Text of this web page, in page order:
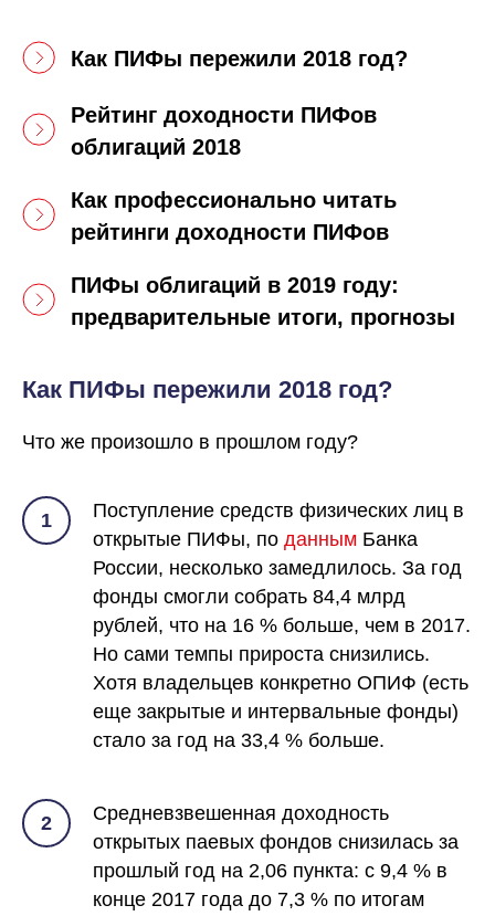
Как ПИФы пережили 2018 год?
Рейтинг доходности ПИФов
облигаций 2018
Как профессионально читать
рейтинги доходности ПИФов
ПИФы облигаций в 2019 году:
предварительные итоги, прогнозы
Как ПИФы пережили 2018 год?
Что же произошло в прошлом году?
1
Поступление средств физических лиц в
открытые ПИФы, по данным Банка
России, несколько замедлилось. За год
фонды смогли собрать 84,4 млрд
рублей, что на 16 % больше, чем в 2017.
Но сами темпы прироста снизились.
Хотя владельцев конкретно ОПИФ (есть
еще закрытые и интервальные фонды)
стало за год на 33,4 % больше.
2
Средневзвешенная доходность
открытых паевых фондов снизилась за
прошлый год на 2,06 пункта: с 9,4 % в
конце 2017 года до 7,3 % по итогам